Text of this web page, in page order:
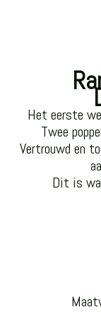
Het eerste
Twee
Vertrouwd en
Dit is